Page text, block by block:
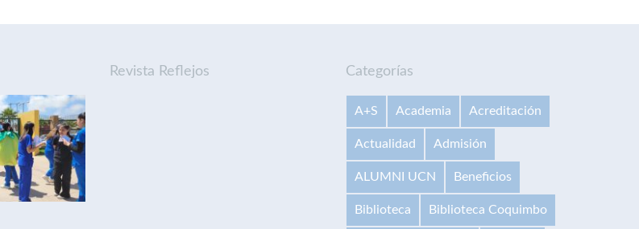
Revista Reflejos Categorías
A+S Academia Acreditación
Actualidad Admisión
ALUMNI UCN Beneficios
Biblioteca Biblioteca Coquimbo